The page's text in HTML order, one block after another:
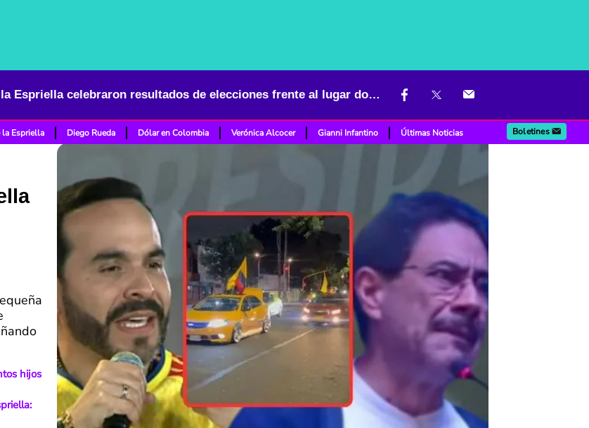
Seguidores de De la Espriella celebraron resultados de elecciones frente al lugar donde estaba Cepeda
la Espriella Diego Rueda Dólar en Colombia Verónica Alcocer Gianni Infantino Últimas Noticias Boletines
hijos